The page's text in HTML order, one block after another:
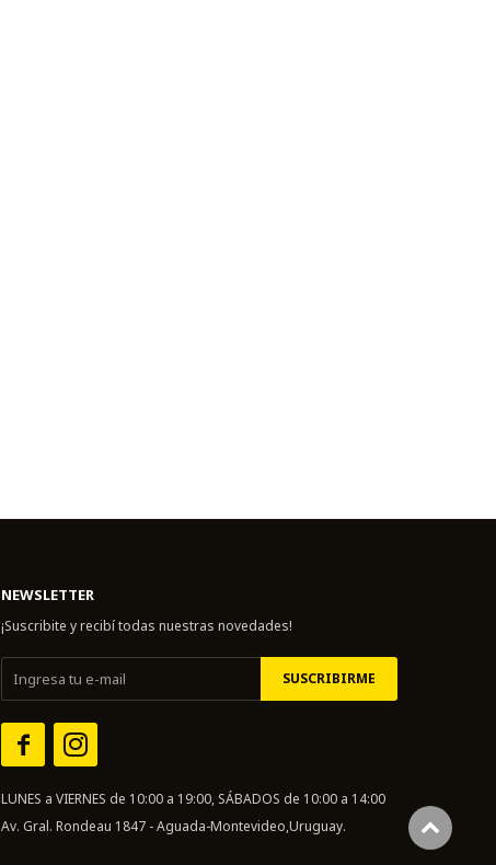
NEWSLETTER
¡Suscribite y recibí todas nuestras novedades!
SUSCRIBIRME
 
LUNES a VIERNES de 10:00 a 19:00, SÁBADOS de 10:00 a 14:00
Av. Gral. Rondeau 1847 - Aguada-Montevideo,Uruguay.